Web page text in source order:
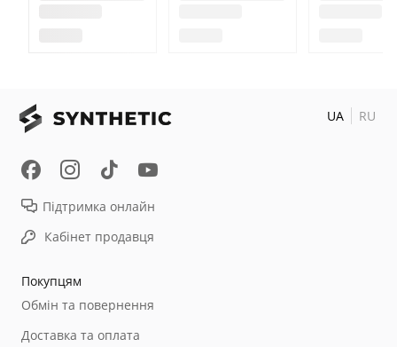
Покупцям
Обмін та повернення
Доставка та оплата
Підтримка онлайн
Кабінет продавця
UA RU